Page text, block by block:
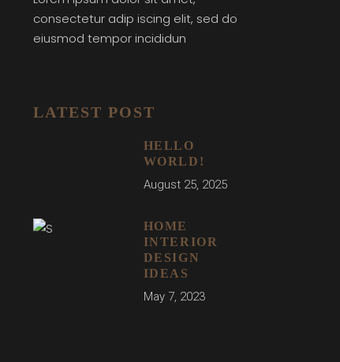
consectetur adip iscing elit, sed do
eiusmod tempor incididun
LATEST POST
HELLO
WORLD!
August 25, 2025
HOME
INTERIOR
DESIGN
IDEAS
May 7, 2023